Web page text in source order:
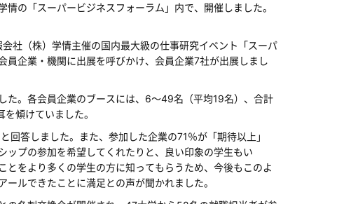
の「スーパービジネスフォーラム」内で、開催しました。
社（株）学情主催の国内最大級の仕事研究イベント「スーパ
企業・機関に出展を呼びかけ、会員企業7社が出展しまし
た。各会員企業のブースには、6～49名（平均19名）、合計
傾けていました。
答しました。また、参加した企業の71％が「期待以上」
ップの参加を希望してくれたりと、良い印象の学生もい
をより多くの学生の方に知ってもらうため、今後もこのよ
ルできたことに満足との声が聞かれました。